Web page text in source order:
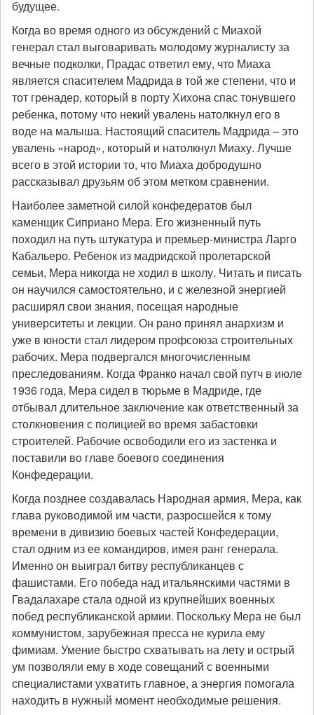
будущее.
Когда во время одного из обсуждений с Миахой
генерал стал выговаривать молодому журналисту за
вечные подколки, Прадас ответил ему, что Миаха
является спасителем Мадрида в той же степени, что и
тот гренадер, который в порту Хихона спас тонувшего
ребенка, потому что некий увалень натолкнул его в
воде на малыша. Настоящий спаситель Мадрида – это
увалень «народ», который и натолкнул Миаху. Лучше
всего в этой истории то, что Миаха добродушно
рассказывал друзьям об этом метком сравнении.
Наиболее заметной силой конфедератов был
каменщик Сиприано Мера. Его жизненный путь
походил на путь штукатура и премьер-министра Ларго
Кабальеро. Ребенок из мадридской пролетарской
семьи, Мера никогда не ходил в школу. Читать и писать
он научился самостоятельно, и с железной энергией
расширял свои знания, посещая народные
университеты и лекции. Он рано принял анархизм и
уже в юности стал лидером профсоюза строительных
рабочих. Мера подвергался многочисленным
преследованиям. Когда Франко начал свой путч в июле
1936 года, Мера сидел в тюрьме в Мадриде, где
отбывал длительное заключение как ответственный за
столкновения с полицией во время забастовки
строителей. Рабочие освободили его из застенка и
поставили во главе боевого соединения
Конфедерации.
Когда позднее создавалась Народная армия, Мера, как
глава руководимой им части, разросшейся к тому
времени в дивизию боевых частей Конфедерации,
стал одним из ее командиров, имея ранг генерала.
Именно он выиграл битву республиканцев с
фашистами. Его победа над итальянскими частями в
Гвадалахаре стала одной из крупнейших военных
побед республиканской армии. Поскольку Мера не был
коммунистом, зарубежная пресса не курила ему
фимиам. Умение быстро схватывать на лету и острый
ум позволяли ему в ходе совещаний с военными
специалистами ухватить главное, а энергия помогала
находить в нужный момент необходимые решения.